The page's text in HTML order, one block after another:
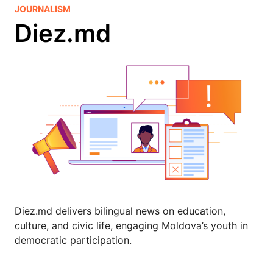
JOURNALISM
Diez.md
Diez.md delivers bilingual news on education,
culture, and civic life, engaging Moldova’s youth in
democratic participation.